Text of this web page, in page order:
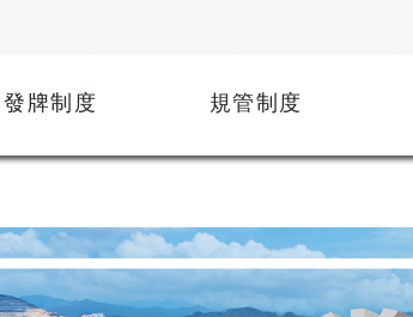
發牌制度 規管制度